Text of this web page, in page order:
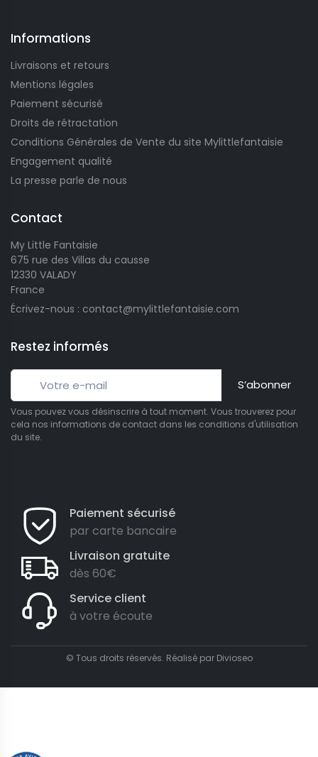
Informations
Livraisons et retours
Mentions légales
Paiement sécurisé
Droits de rétractation
Conditions Générales de Vente du site Mylittlefantaisie
Engagement qualité
La presse parle de nous
Contact
My Little Fantaisie
675 rue des Villas du causse
12330 VALADY
France
Écrivez-nous : contact@mylittlefantaisie.com
Restez informés
S’abonner
Vous pouvez vous désinscrire à tout moment. Vous trouverez pour
cela nos informations de contact dans les conditions d'utilisation
du site.
Paiement sécurisé
par carte bancaire
Livraison gratuite
dès 60€
Service client
à votre écoute
© Tous droits réservés. Réalisé par Divioseo